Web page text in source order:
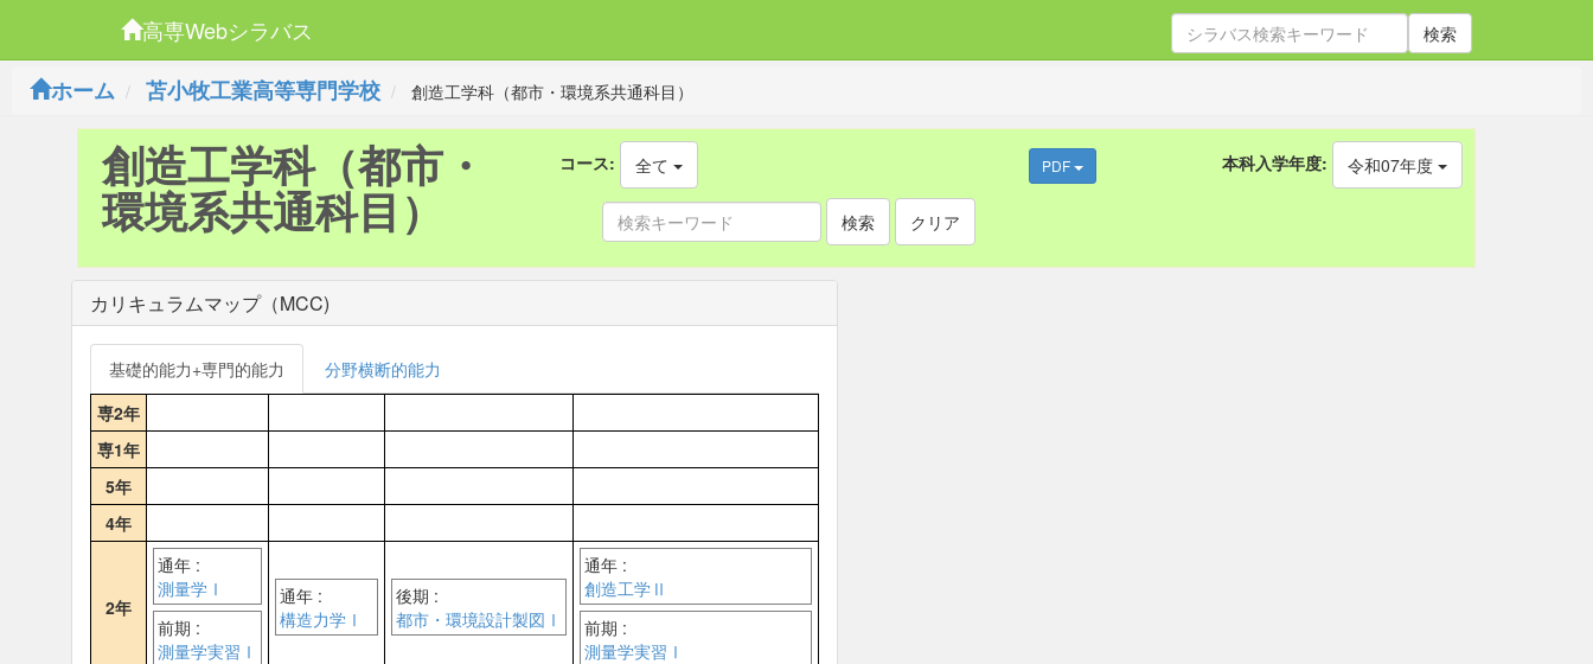
高専Webシラバス 検索
ホーム 苫小牧工業高等専門学校 創造工学科（都市・環境系共通科目）
創造工学科（都市・
環境系共通科目）
コース: 全て
検索 クリア
PDF 本科入学年度: 令和07年度
カリキュラムマップ（MCC)
基礎的能力+専門的能力
分野横断的能力
専2年
専1年
5年
4年
2年
通年 :
測量学Ⅰ
前期 :
測量学実習Ⅰ
通年 :
構造力学Ⅰ
後期 :
都市・環境設計製図Ⅰ
通年 :
創造工学Ⅱ
前期 :
測量学実習Ⅰ